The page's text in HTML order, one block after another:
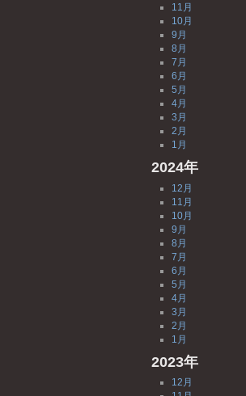
11月
10月
9月
8月
7月
6月
5月
4月
3月
2月
1月
2024年
12月
11月
10月
9月
8月
7月
6月
5月
4月
3月
2月
1月
2023年
12月